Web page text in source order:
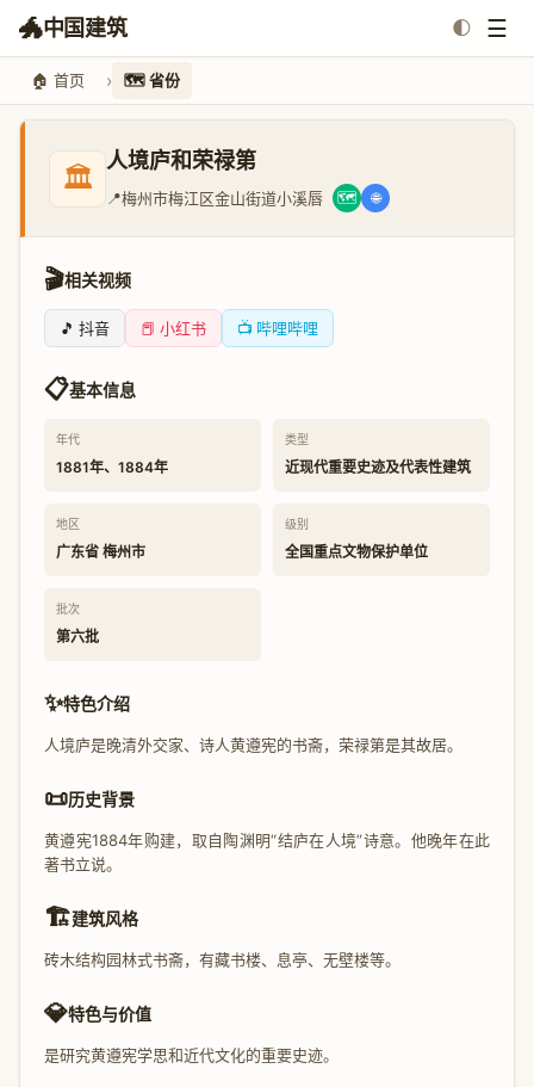
🐲中国建筑 🌓 ☰
🏠 首页 🗺️ 省份
🏛️ 人境庐和荣禄第
📍梅州市梅江区金山街道小溪唇 🗺️ 🌐
🎬相关视频
🎵 抖音 📕 小红书 📺 哔哩哔哩
📋基本信息
年代
1881年、1884年
类型
近现代重要史迹及代表性建筑
地区
广东省 梅州市
级别
全国重点文物保护单位
批次
第六批
✨特色介绍
人境庐是晚清外交家、诗人黄遵宪的书斋，荣禄第是其故居。
📜历史背景
黄遵宪1884年购建，取自陶渊明“结庐在人境”诗意。他晚年在此
著书立说。
🏗️建筑风格
砖木结构园林式书斋，有藏书楼、息亭、无壁楼等。
💎特色与价值
是研究黄遵宪学思和近代文化的重要史迹。